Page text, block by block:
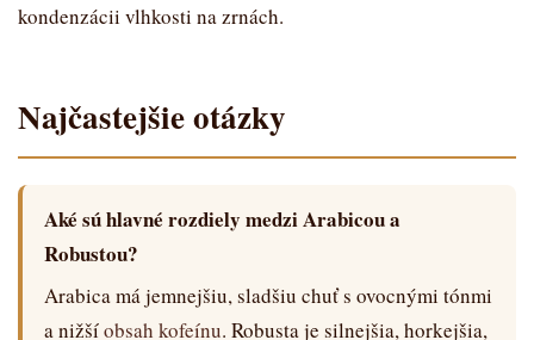
kondenzácii vlhkosti na zrnách.
Najčastejšie otázky
Aké sú hlavné rozdiely medzi Arabicou a
Robustou?
Arabica má jemnejšiu, sladšiu chuť s ovocnými tónmi
a nižšíobsah kofeínu. Robusta je silnejšia, horkejšia,